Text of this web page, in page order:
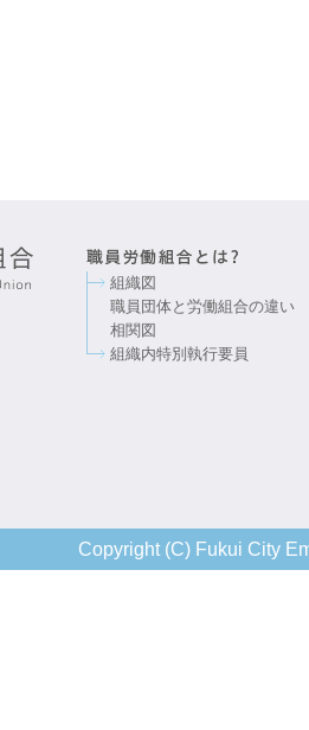
組織図
職員団体と労働組合の違い
相関図
組織内特別執行要員
Copyright (C) Fukui City